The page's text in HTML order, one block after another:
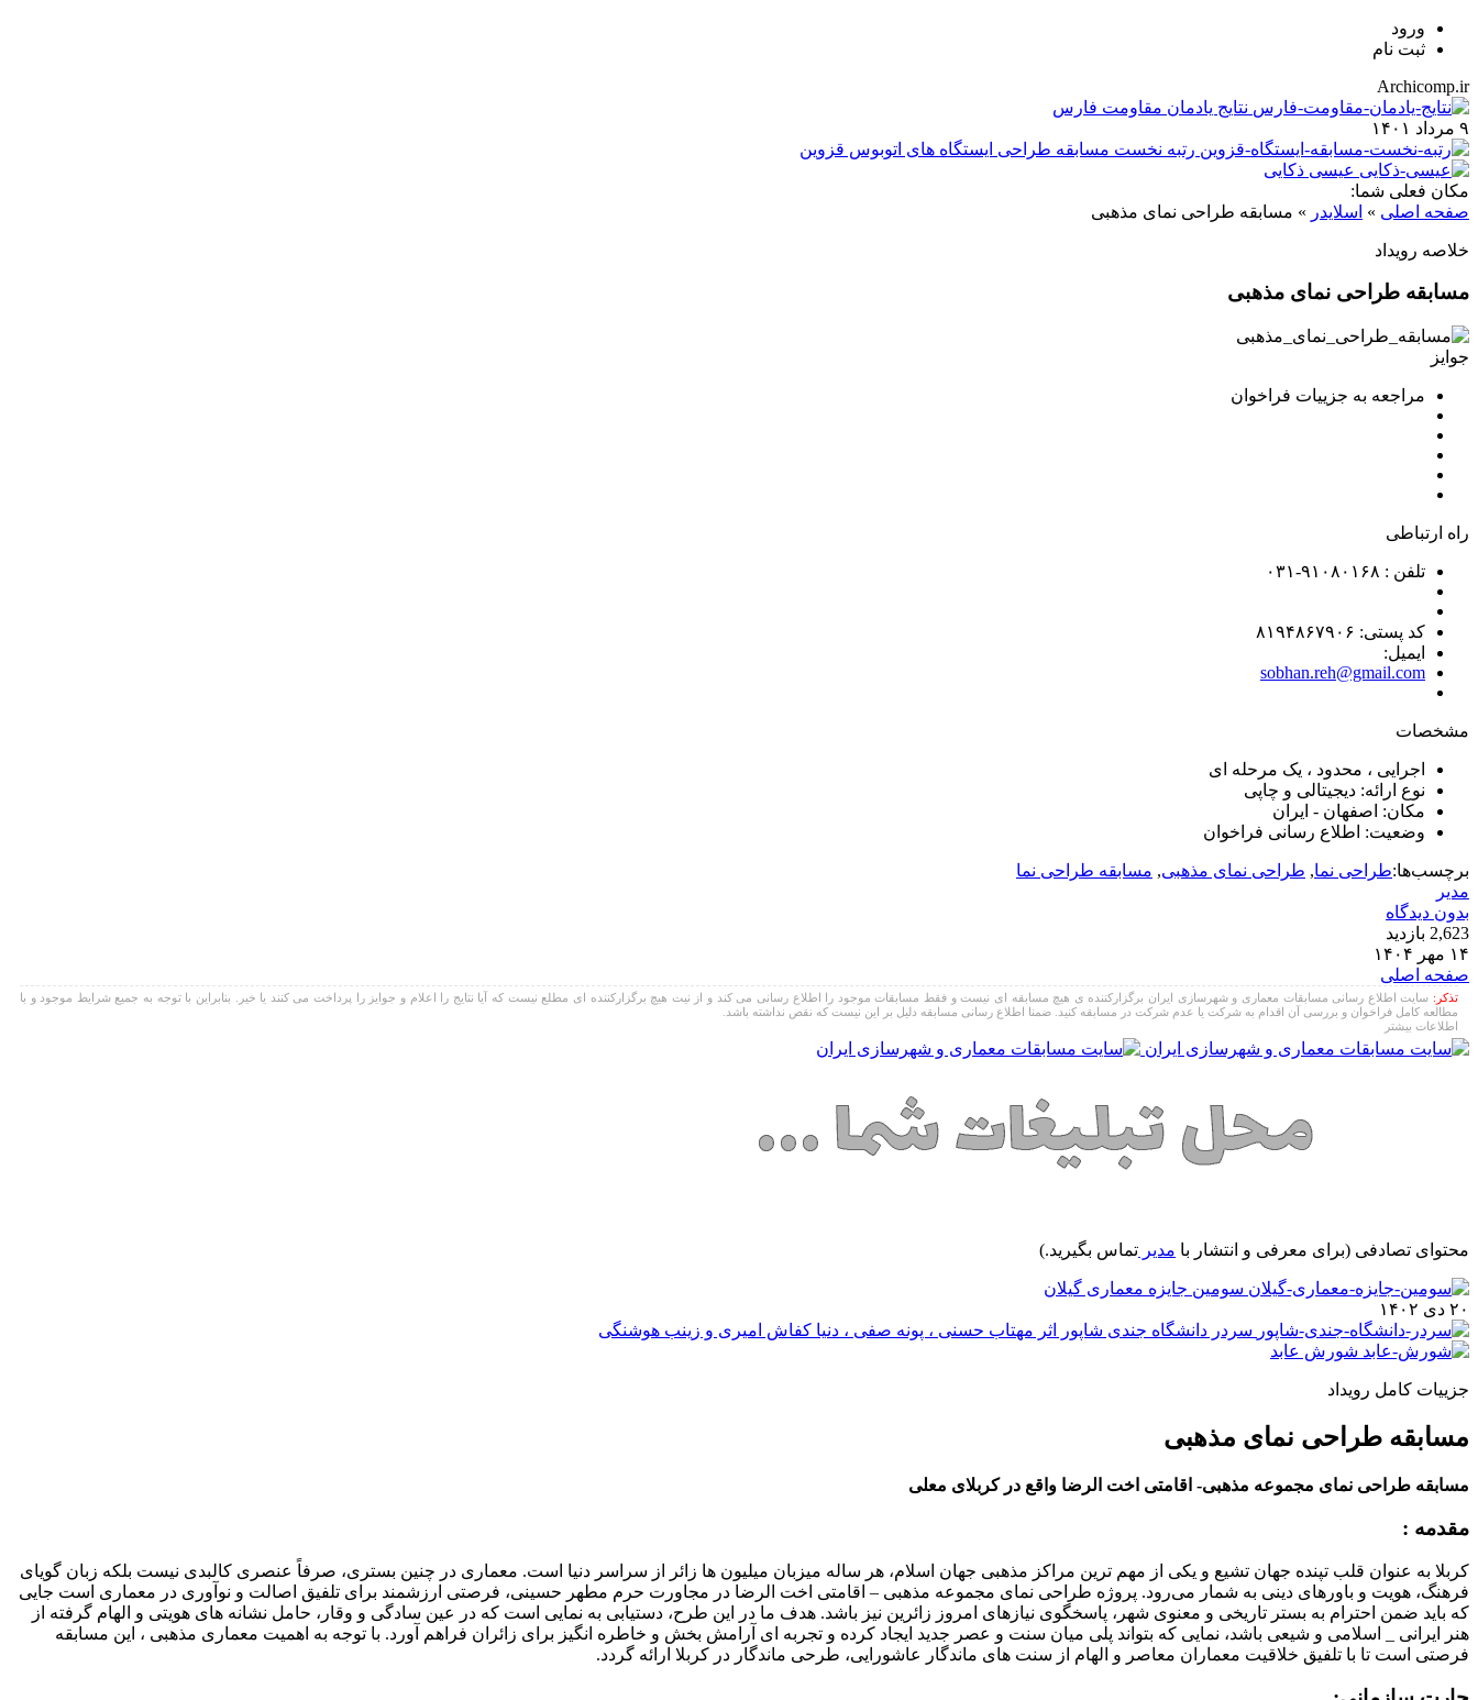
ورود
ثبت نام
Archicomp.ir
نتایج یادمان مقاومت فارس
۹ مرداد ۱۴۰۱
رتبه نخست مسابقه طراحی ایستگاه های اتوبوس قزوین
عیسی ذکایی
مکان فعلی شما:
صفحه اصلی » اسلایدر » مسابقه طراحی نمای مذهبی
خلاصه رویداد
مسابقه طراحی نمای مذهبی
جوایز
مراجعه به جزییات فراخوان
راه ارتباطی
تلفن : ۹۱۰۸۰۱۶۸-۰۳۱
کد پستی: ۸۱۹۴۸۶۷۹۰۶
ایمیل:
sobhan.reh@gmail.com
مشخصات
اجرایی ، محدود ، یک مرحله ای
نوع ارائه: دیجیتالی و چاپی
مکان: اصفهان - ایران
وضعیت: اطلاع رسانی فراخوان
برچسب‌ها:طراحی نما, طراحی نمای مذهبی, مسابقه طراحی نما
مدیر
بدون دیدگاه
2,623 بازدید
۱۴ مهر ۱۴۰۴
صفحه اصلی
تذکر: سایت اطلاع رسانی مسابقات معماری و شهرسازی ایران برگزارکننده ی هیچ مسابقه ای نیست و فقط مسابقات موجود را اطلاع رسانی می کند و از نیت هیچ برگزارکننده ای مطلع نیست که آیا نتایج را اعلام و جوایز را پرداخت می کنند یا خیر. بنابراین با توجه به جمیع شرایط موجود و با
مطالعه کامل فراخوان و بررسی آن اقدام به شرکت یا عدم شرکت در مسابقه کنید. ضمنا اطلاع رسانی مسابقه دلیل بر این نیست که نقص نداشته باشد.
اطلاعات بیشتر
محتوای تصادفی (برای معرفی و انتشار با مدیر تماس بگیرید.)
سومین جایزه معماری گیلان
۲۰ دی ۱۴۰۲
سردر دانشگاه جندی شاپور اثر مهتاب حسنی ، پونه صفی ، دنیا کفاش امیری و زینب هوشنگی
شورش عابد
جزییات کامل رویداد
مسابقه طراحی نمای مذهبی
مسابقه طراحی نمای مجموعه مذهبی- اقامتی اخت الرضا واقع در کربلای معلی
مقدمه :
کربلا به عنوان قلب تپنده جهان تشیع و یکی از مهم ترین مراکز مذهبی جهان اسلام، هر ساله میزبان میلیون ها زائر از سراسر دنیا است. معماری در چنین بستری، صرفاً عنصری کالبدی نیست بلکه زبان گویای
فرهنگ، هویت و باورهای دینی به شمار می‌رود. پروژه طراحی نمای مجموعه مذهبی – اقامتی اخت الرضا در مجاورت حرم مطهر حسینی، فرصتی ارزشمند برای تلفیق اصالت و نوآوری در معماری است جایی
که باید ضمن احترام به بستر تاریخی و معنوی شهر، پاسخگوی نیازهای امروز زائرین نیز باشد. هدف ما در این طرح، دستیابی به نمایی است که در عین سادگی و وقار، حامل نشانه های هویتی و الهام گرفته از
هنر ایرانی _ اسلامی و شیعی باشد، نمایی که بتواند پلی میان سنت و عصر جدید ایجاد کرده و تجربه ای آرامش بخش و خاطره انگیز برای زائران فراهم آورد. با توجه به اهمیت معماری مذهبی ، این مسابقه
فرصتی است تا با تلفیق خلاقیت معماران معاصر و الهام از سنت های ماندگار عاشورایی، طرحی ماندگار در کربلا ارائه گردد.